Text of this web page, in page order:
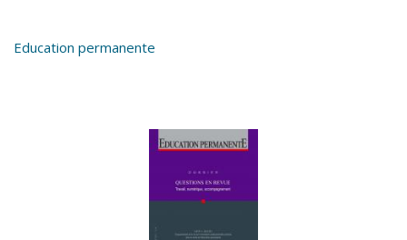
Education permanente